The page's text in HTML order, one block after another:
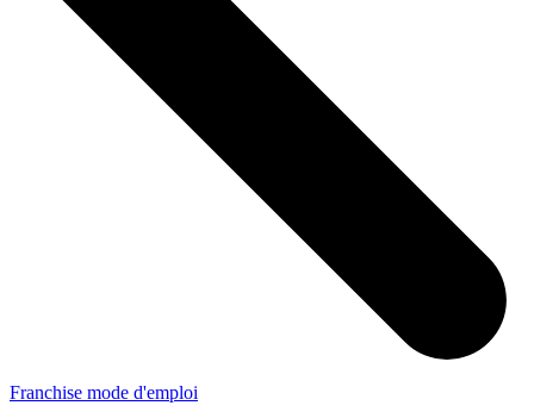
Franchise mode d'emploi